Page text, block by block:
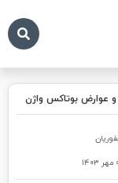
و عوارض بوتاکس واژن